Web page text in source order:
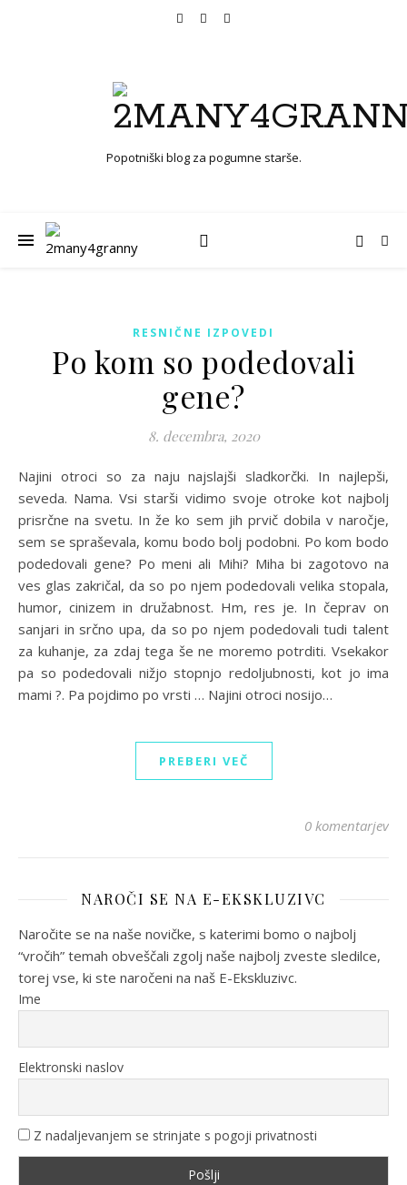
Popotniški blog za pogumne starše.
RESNIČNE IZPOVEDI
Po kom so podedovali
gene?
8. decembra, 2020
Najini otroci so za naju najslajši sladkorčki. In najlepši,
seveda. Nama. Vsi starši vidimo svoje otroke kot najbolj
prisrčne na svetu. In že ko sem jih prvič dobila v naročje,
sem se spraševala, komu bodo bolj podobni. Po kom bodo
podedovali gene? Po meni ali Mihi? Miha bi zagotovo na
ves glas zakričal, da so po njem podedovali velika stopala,
humor, cinizem in družabnost. Hm, res je. In čeprav on
sanjari in srčno upa, da so po njem podedovali tudi talent
za kuhanje, za zdaj tega še ne moremo potrditi. Vsekakor
pa so podedovali nižjo stopnjo redoljubnosti, kot jo ima
mami ?. Pa pojdimo po vrsti … Najini otroci nosijo…
PREBERI VEČ
0 komentarjev
NAROČI SE NA E-EKSKLUZIVC
Naročite se na naše novičke, s katerimi bomo o najbolj
“vročih” temah obveščali zgolj naše najbolj zveste sledilce,
torej vse, ki ste naročeni na naš E-Ekskluzivc.
Ime
Elektronski naslov
Z nadaljevanjem se strinjate s pogoji privatnosti